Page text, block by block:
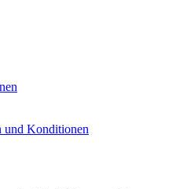
und Konditionen